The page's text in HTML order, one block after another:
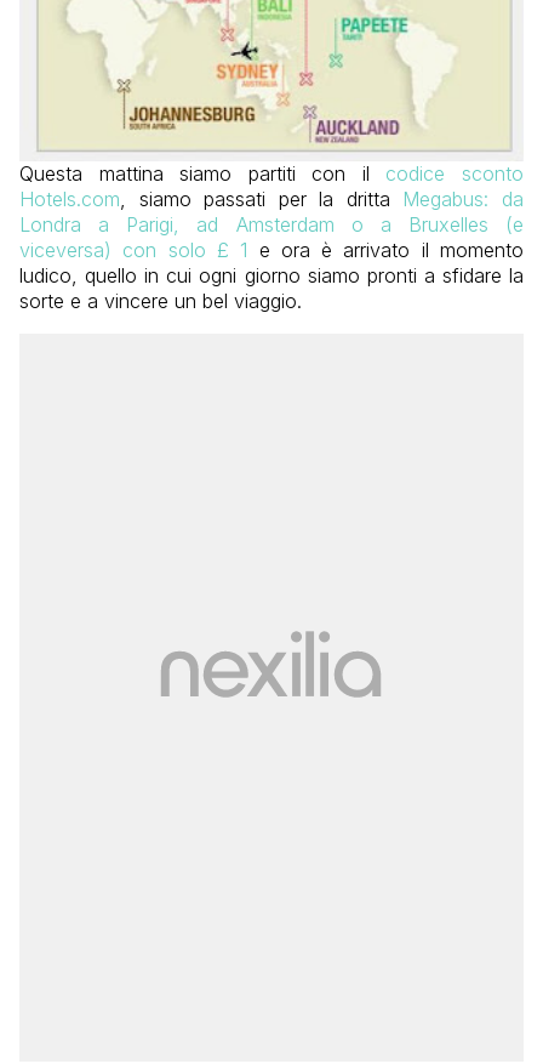
Questa mattina siamo partiti con il codice sconto
Hotels.com , siamo passati per la dritta Megabus: da
Londra a Parigi, ad Amsterdam o a Bruxelles (e
viceversa) con solo £ 1 e ora è arrivato il momento
ludico, quello in cui ogni giorno siamo pronti a sfidare la
sorte e a vincere un bel viaggio.